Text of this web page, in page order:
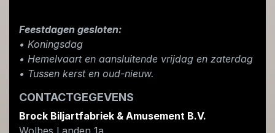
Feestdagen gesloten:
• Koningsdag
​• Hemelvaart en aansluitende vrijdag en zaterdag
• Tussen kerst en oud-nieuw.
CONTACTGEGEVENS
Brock Biljartfabriek & Amusement B.V.